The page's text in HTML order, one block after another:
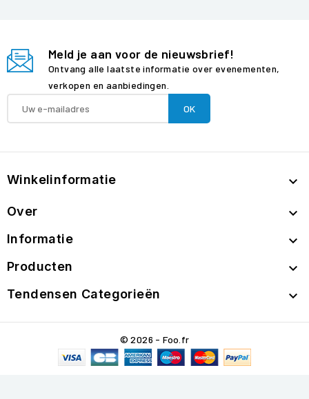
Meld je aan voor de nieuwsbrief!
Ontvang alle laatste informatie over evenementen,
verkopen en aanbiedingen.
Winkelinformatie 
Over 
Informatie 
Producten 
Tendensen Categorieën 
© 2026 - Foo.fr